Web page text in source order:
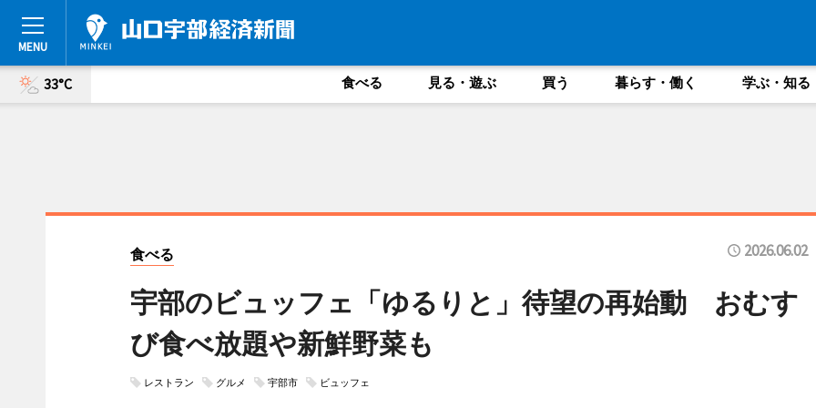
33°C 食べる 見る・遊ぶ 買う 暮らす・働く 学ぶ・知る
食べる 2026.06.02
宇部のビュッフェ「ゆるりと」待望の再始動 おむす
び食べ放題や新鮮野菜も
レストラン グルメ 宇部市 ビュッフェ